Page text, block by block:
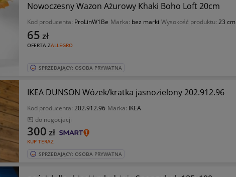
Nowoczesny Wazon Ażurowy Khaki Boho Loft 20cm
Kod producenta: ProLinW1Be Marka: bez marki Wysokość produktu: 23 cm
OFERTA ZALLEGRO
65 zł
SPRZEDAJĄCY: OSOBA PRYWATNA
IKEA DUNSON Wózek/kratka jasnozielony 202.912.96
Kod producenta: 202.912.96 Marka: IKEA
do negocjacji
KUP TERAZ
300 zł
SPRZEDAJĄCY: OSOBA PRYWATNA